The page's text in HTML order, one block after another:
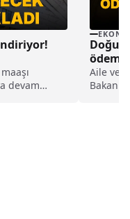
devam
Aile ve
Bakanı